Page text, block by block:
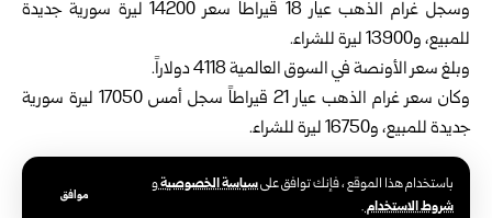
باستخدام هذا الموقع ، فإنك توافق علىسياسة الخصوصيةو
شروط الاستخدام.
موافق
وسجل غرام الذهب عيار 18 قيراطاً سعر 14200 ليرة سورية جديدة
للمبيع، و13900 ‏ليرة للشراء.
وبلغ سعر الأونصة في السوق العالمية 4118 دولاراً.
وكان سعر غرام الذهب عيار 21 قيراطاً ‌سجل أمس ‏‌‏17050 ليرة سورية
جديدة للمبيع، و16750 ليرة ‏للشراء.